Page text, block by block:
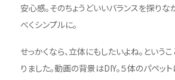
安心感。そのちょうどいいバランスを探りな
べくシンプルに。
せっかくなら、立体にもしたいよね。というこ
りました。動画の背景はDIY。５体のパペッ